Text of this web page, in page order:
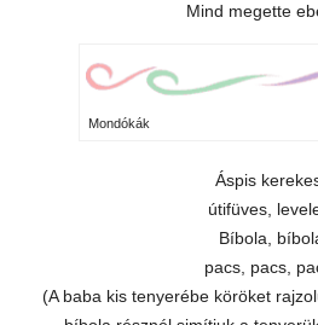
Mind megette
Mondókák
Áspis
útifüves,
Bíbola,
pacs, pacs,
(A baba kis tenyerébe köröket